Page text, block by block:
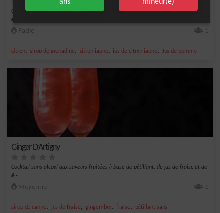
Cocktail fruité à base de pétillant rosé, de jus de pomme, de jus de citron et de
grena...
Facile 1
citron, sirop de grenadine, citron jaune, jus de citron jaune, Jus de pomme
Ginger D’Artigny
Cocktail sans alcool aux saveurs fruitées à base de pétillant, de jus de fraise et de
g...
Moyenne 1
sirop de canne, jus de fraise, gingembre, fraise, pétillant sans